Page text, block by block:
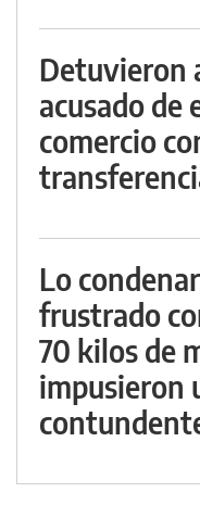
Detuvieron
acusado de
comercio
Lo
frustrado
70 kilos de
impusieron